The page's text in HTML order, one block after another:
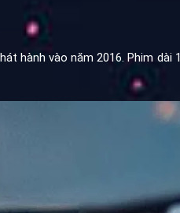
hành vào năm 2016. Phim